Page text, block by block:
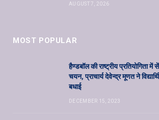
AUGUST 7, 2026
MOST POPULAR
हैण्डबॉल की राष्ट्रीय प्रतियोगिता
चयन, प्राचार्य देवेन्द्र मूणत ने
बधाई
DECEMBER 15, 2023